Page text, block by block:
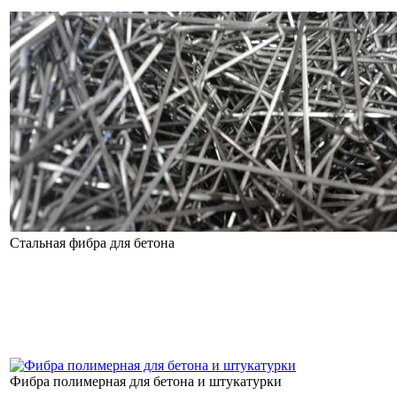
Стальная фибра для бетона
Фибра полимерная для бетона и штукатурки